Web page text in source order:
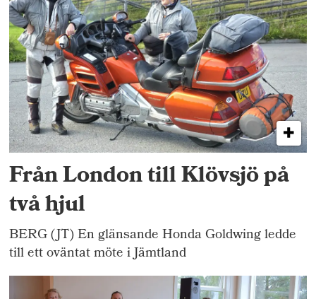
Från London till Klövsjö på
två hjul
BERG (JT) En glänsande Honda Goldwing ledde
till ett oväntat möte i Jämtland